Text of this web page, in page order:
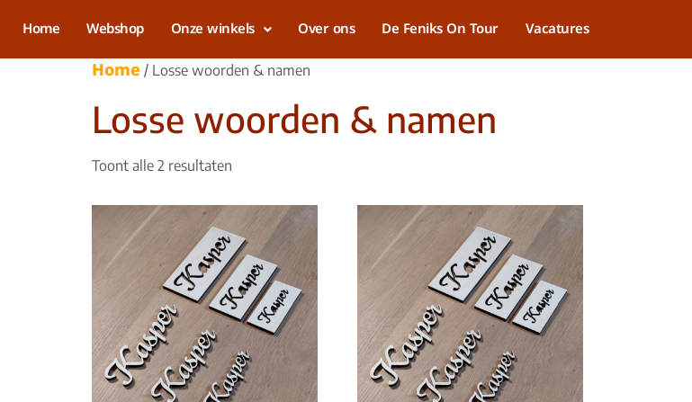
Home Webshop Onze winkels Over ons De Feniks On Tour Vacatures
Home / Losse woorden & namen
Losse woorden & namen
Toont alle 2 resultaten